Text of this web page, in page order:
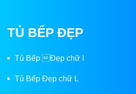
TỦ BẾP ĐẸP
Tủ Bếp Đẹp chữ I
Tủ Bếp Đẹp chữ L